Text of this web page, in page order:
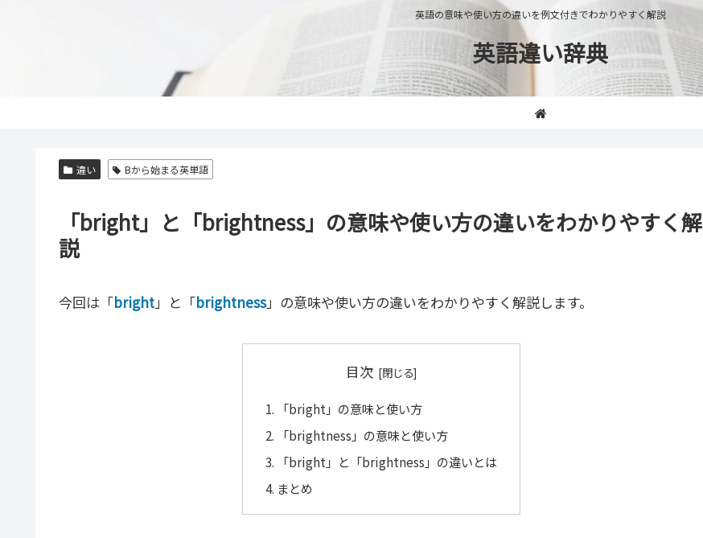
英語の意味や使い方の違いを例文付きでわかりやすく解説
英語違い辞典
違い Bから始まる英単語
「bright」と「brightness」の意味や使い方の違いをわかりやすく解
説
今回は「bright」と「brightness」の意味や使い方の違いをわかりやすく解説します。
目次
「bright」の意味と使い方
「brightness」の意味と使い方
「bright」と「brightness」の違いとは
まとめ